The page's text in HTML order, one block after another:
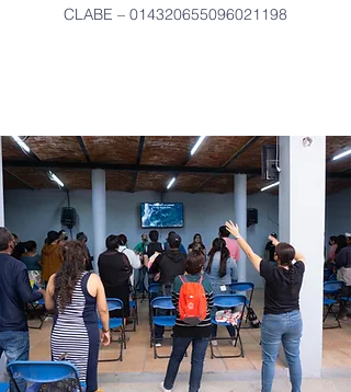
CLABE – 014320655096021198